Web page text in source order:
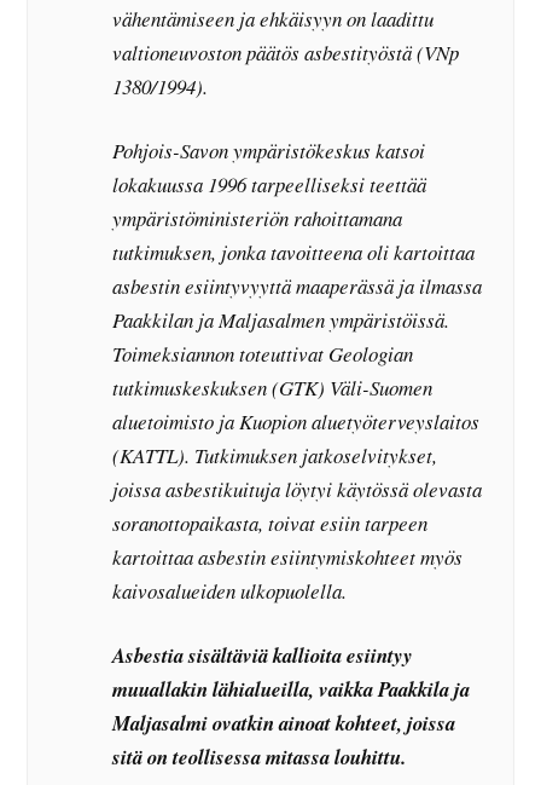
vähentämiseen ja ehkäisyyn on laadittu
valtioneuvoston päätös asbestityöstä (VNp
1380/1994).
Pohjois-Savon ympäristökeskus katsoi
lokakuussa 1996 tarpeelliseksi teettää
ympäristöministeriön rahoittamana
tutkimuksen, jonka tavoitteena oli kartoittaa
asbestin esiintyvyyttä maaperässä ja ilmassa
Paakkilan ja Maljasalmen ympäristöissä.
Toimeksiannon toteuttivat Geologian
tutkimuskeskuksen (GTK) Väli-Suomen
aluetoimisto ja Kuopion aluetyöterveyslaitos
(KATTL). Tutkimuksen jatkoselvitykset,
joissa asbestikuituja löytyi käytössä olevasta
soranottopaikasta, toivat esiin tarpeen
kartoittaa asbestin esiintymiskohteet myös
kaivosalueiden ulkopuolella.
Asbestia sisältäviä kallioita esiintyy
muuallakin lähialueilla, vaikka Paakkila ja
Maljasalmi ovatkin ainoat kohteet, joissa
sitä on teollisessa mitassa louhittu.